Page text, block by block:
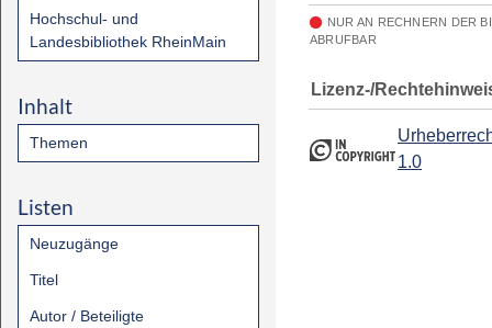
Hochschul- und
Landesbibliothek RheinMain
Inhalt
Themen
Listen
Neuzugänge
Titel
Autor / Beteiligte
NUR AN RECHNERN DER
ABRUFBAR
Lizenz-/
1.0